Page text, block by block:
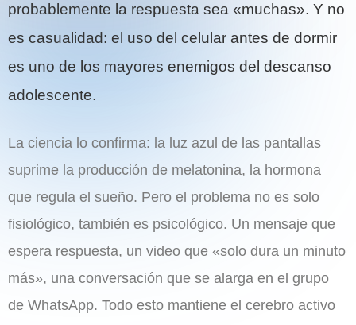
probablemente la respuesta sea «muchas». Y no
es casualidad: el uso del celular antes de dormir
es uno de los mayores enemigos del descanso
adolescente.
La ciencia lo confirma: la luz azul de las pantallas
suprime la producción de melatonina, la hormona
que regula el sueño. Pero el problema no es solo
fisiológico, también es psicológico. Un mensaje que
espera respuesta, un video que «solo dura un minuto
más», una conversación que se alarga en el grupo
de WhatsApp. Todo esto mantiene el cerebro activo